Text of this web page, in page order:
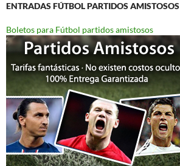
ENTRADAS FÚTBOL PARTIDOS AMISTOSOS
Boletos para Fútbol partidos amistosos